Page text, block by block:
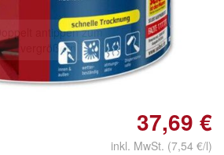
Doppelt antippen zum
vergrößern
37,69 €
inkl. MwSt. (7,54 €/l)